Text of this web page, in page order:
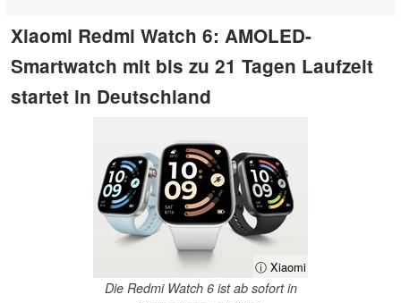
Xiaomi Redmi Watch 6: AMOLED-
Smartwatch mit bis zu 21 Tagen Laufzeit
startet in Deutschland
ⓘ Xiaomi
Die Redmi Watch 6 ist ab sofort in